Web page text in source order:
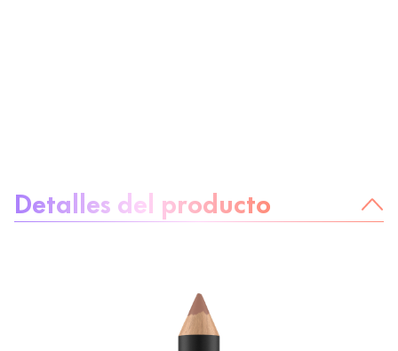
Detalles del producto